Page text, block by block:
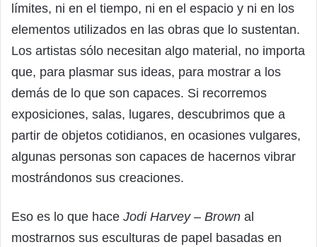
límites, ni en el tiempo, ni en el espacio y ni en los
elementos utilizados en las obras que lo sustentan.
Los artistas sólo necesitan algo material, no importa
que, para plasmar sus ideas, para mostrar a los
demás de lo que son capaces. Si recorremos
exposiciones, salas, lugares, descubrimos que a
partir de objetos cotidianos, en ocasiones vulgares,
algunas personas son capaces de hacernos vibrar
mostrándonos sus creaciones.
Eso es lo que hace Jodi Harvey – Brown al
mostrarnos sus esculturas de papel basadas en